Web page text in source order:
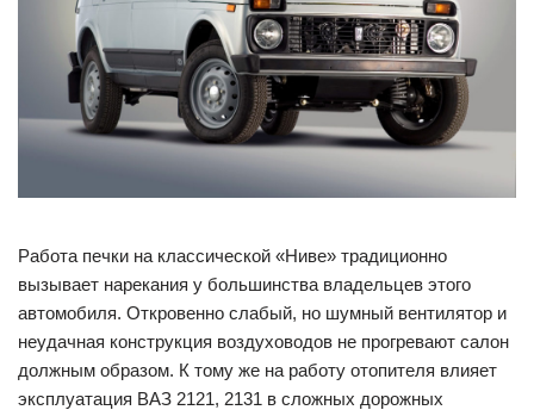
Работа печки на классической «Ниве» традиционно
вызывает нарекания у большинства владельцев этого
автомобиля. Откровенно слабый, но шумный вентилятор и
неудачная конструкция воздуховодов не прогревают салон
должным образом. К тому же на работу отопителя влияет
эксплуатация ВАЗ 2121, 2131 в сложных дорожных